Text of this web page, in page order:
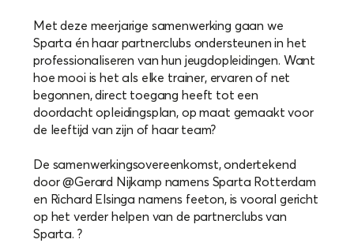
Met deze meerjarige samenwerking gaan we
Sparta én haar partnerclubs ondersteunen in het
professionaliseren van hun jeugdopleidingen. Want
hoe mooi is het als elke trainer, ervaren of net
begonnen, direct toegang heeft tot een
doordacht opleidingsplan, op maat gemaakt voor
de leeftijd van zijn of haar team?
De samenwerkingsovereenkomst, ondertekend
door @Gerard Nijkamp namens Sparta Rotterdam
en Richard Elsinga namens feeton, is vooral gericht
op het verder helpen van de partnerclubs van
Sparta. ?